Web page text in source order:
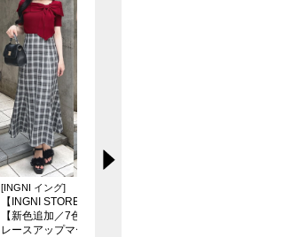
[INGNI イング]
【INGNI STORE限定価格】
【新色追加／7色展開】バック
レースアップマーメイドスカ